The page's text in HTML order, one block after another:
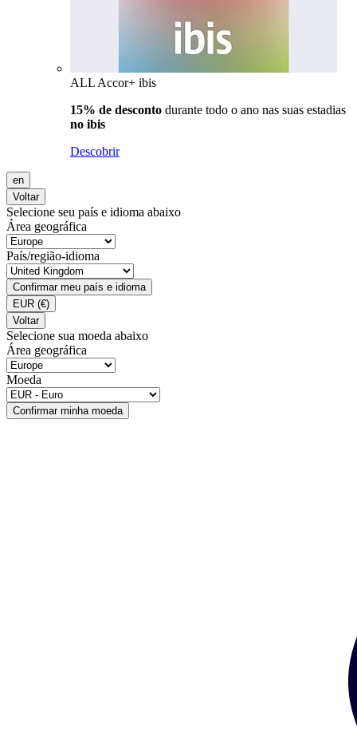
ALL Accor+ ibis
15% de desconto durante todo o ano nas suas estadias
no ibis
Descobrir
en
Voltar
Selecione seu país e idioma abaixo
Área geográfica
País/região-idioma
Confirmar meu país e idioma
EUR (€)
Voltar
Selecione sua moeda abaixo
Área geográfica
Moeda
Confirmar minha moeda